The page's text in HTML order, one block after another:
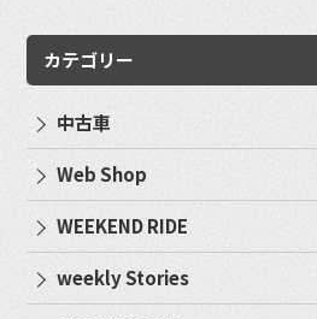
カテゴリー
中古車
Web Shop
WEEKEND RIDE
weekly Stories